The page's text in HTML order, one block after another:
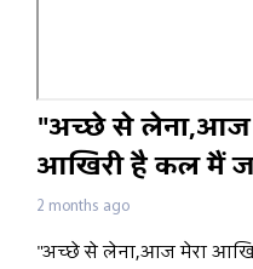
"अच्छे से लेना,आज
आखिरी है कल मैं
हूं" Shoot के लिए
हुई Tanya Mittal
2 months ago
"अच्छे से लेना,आज मेरा